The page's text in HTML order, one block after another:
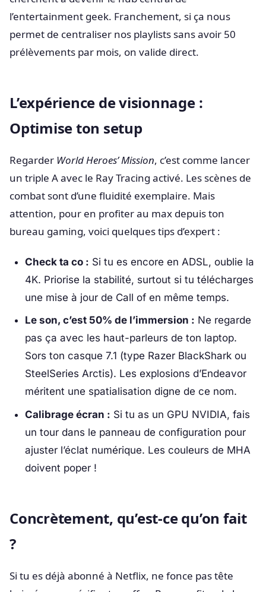
l’entertainment geek. Franchement, si ça nous
permet de centraliser nos playlists sans avoir 50
prélèvements par mois, on valide direct.
L’expérience de visionnage :
Optimise ton setup
Regarder World Heroes’ Mission, c’est comme lancer
un triple A avec le Ray Tracing activé. Les scènes de
combat sont d’une fluidité exemplaire. Mais
attention, pour en profiter au max depuis ton
bureau gaming, voici quelques tips d’expert :
Check ta co : Si tu es encore en ADSL, oublie la
4K. Priorise la stabilité, surtout si tu télécharges
une mise à jour de Call of en même temps.
Le son, c’est 50% de l’immersion : Ne regarde
pas ça avec les haut-parleurs de ton laptop.
Sors ton casque 7.1 (type Razer BlackShark ou
SteelSeries Arctis). Les explosions d’Endeavor
méritent une spatialisation digne de ce nom.
Calibrage écran : Si tu as un GPU NVIDIA, fais
un tour dans le panneau de configuration pour
ajuster l’éclat numérique. Les couleurs de MHA
doivent poper !
Concrètement, qu’est-ce qu’on fait
?
Si tu es déjà abonné à Netflix, ne fonce pas tête